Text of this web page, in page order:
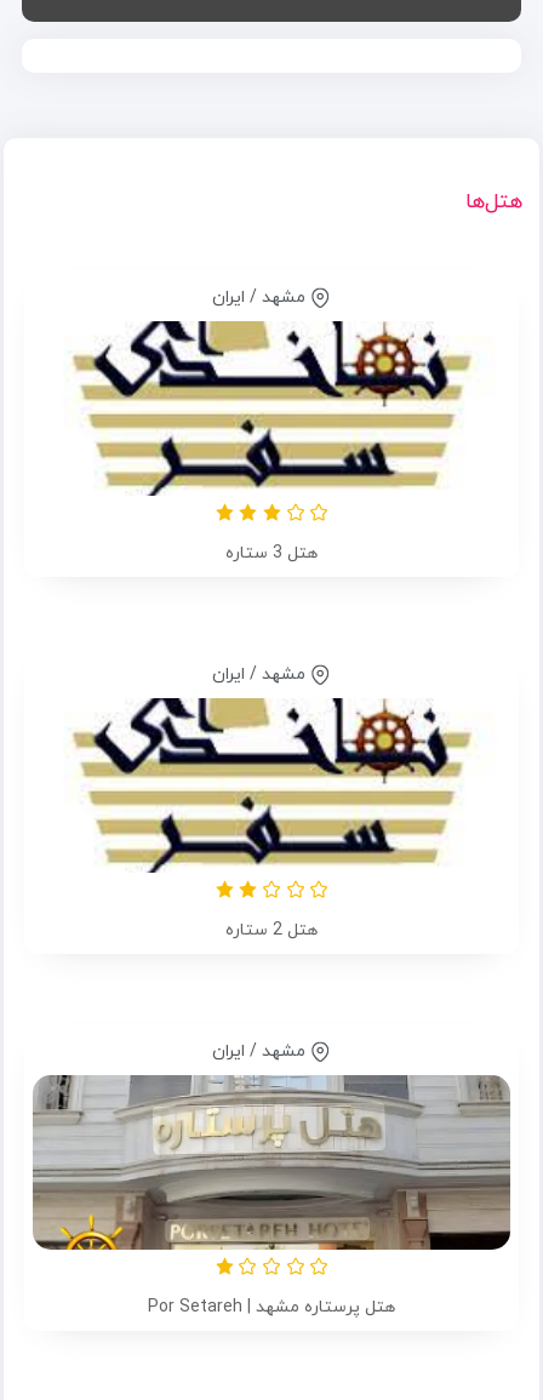
هتل‌ها
مشهد / ایران
هتل 3 ستاره
مشهد / ایران
هتل 2 ستاره
مشهد / ایران
هتل پرستاره مشهد | Por Setareh